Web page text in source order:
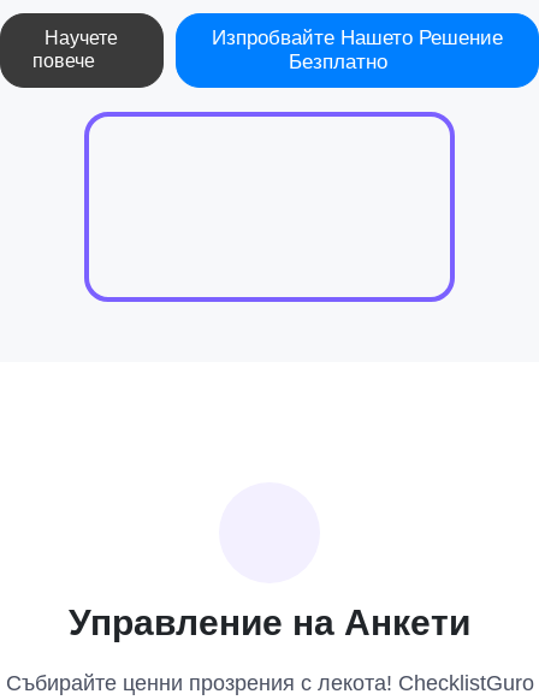
Научете
повече
Изпробвайте Нашето Решение
Безплатно
Управление на Анкети
Събирайте ценни прозрения с лекота! ChecklistGuro